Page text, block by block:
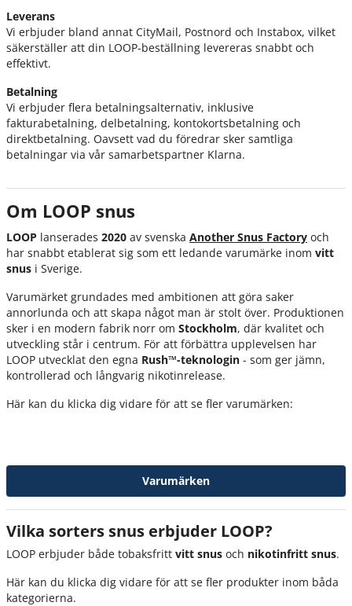
Leverans
Vi erbjuder bland annat CityMail, Postnord och Instabox, vilket
säkerställer att din LOOP-beställning levereras snabbt och
effektivt.
Betalning
Vi erbjuder flera betalningsalternativ, inklusive
fakturabetalning, delbetalning, kontokortsbetalning och
direktbetalning. Oavsett vad du föredrar sker samtliga
betalningar via vår samarbetspartner Klarna.
Om LOOP snus
LOOP lanserades 2020 av svenska Another Snus Factory och
har snabbt etablerat sig som ett ledande varumärke inom vitt
snus i Sverige.
Varumärket grundades med ambitionen att göra saker
annorlunda och att skapa något man är stolt över. Produktionen
sker i en modern fabrik norr om Stockholm, där kvalitet och
utveckling står i centrum. För att förbättra upplevelsen har
LOOP utvecklat den egna Rush™-teknologin - som ger jämn,
kontrollerad och långvarig nikotinrelease.
Här kan du klicka dig vidare för att se fler varumärken:
Varumärken
Vilka sorters snus erbjuder LOOP?
LOOP erbjuder både tobaksfritt vitt snus och nikotinfritt snus.
Här kan du klicka dig vidare för att se fler produkter inom båda
kategorierna.